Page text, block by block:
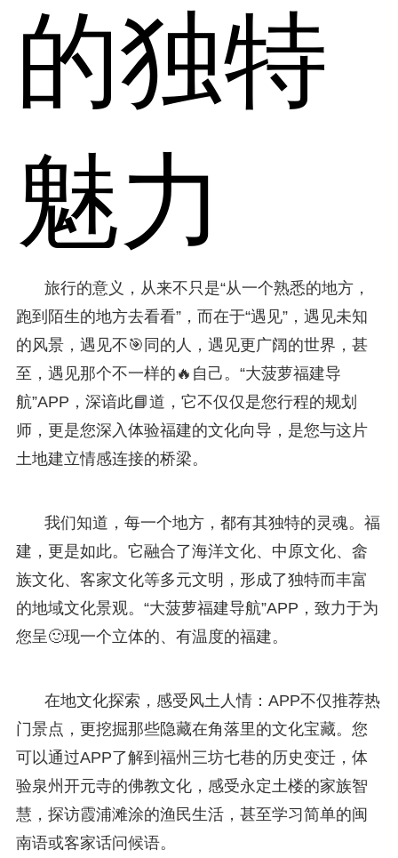
的独特
魅力
旅行的意义，从来不只是“从一个熟悉的地方，
跑到陌生的地方去看看”，而在于“遇见”，遇见未知
的风景，遇见不🎯同的人，遇见更广阔的世界，甚
至，遇见那个不一样的🔥自己。“大菠萝福建导
航”APP，深谙此📘道，它不仅仅是您行程的规划
师，更是您深入体验福建的文化向导，是您与这片
土地建立情感连接的桥梁。
我们知道，每一个地方，都有其独特的灵魂。福
建，更是如此。它融合了海洋文化、中原文化、畲
族文化、客家文化等多元文明，形成了独特而丰富
的地域文化景观。“大菠萝福建导航”APP，致力于为
您呈🙂现一个立体的、有温度的福建。
在地文化探索，感受风土人情：APP不仅推荐热
门景点，更挖掘那些隐藏在角落里的文化宝藏。您
可以通过APP了解到福州三坊七巷的历史变迁，体
验泉州开元寺的佛教文化，感受永定土楼的家族智
慧，探访霞浦滩涂的渔民生活，甚至学习简单的闽
南语或客家话问候语。